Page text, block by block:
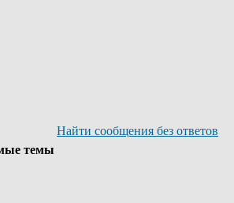
Найти сообщения без ответов
темы